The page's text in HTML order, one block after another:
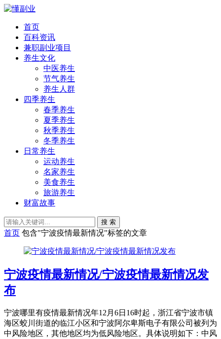
首页
百科资讯
兼职副业项目
养生文化
中医养生
节气养生
养生人群
四季养生
春季养生
夏季养生
秋季养生
冬季养生
日常养生
运动养生
名家养生
美食养生
旅游养生
财富故事
搜 索
首页 包含"宁波疫情最新情况"标签的文章
宁波疫情最新情况/宁波疫情最新情况发
布
宁波哪里有疫情最新情况年12月6日16时起，浙江省宁波市镇
海区蛟川街道的临江小区和宁波阿尔卑斯电子有限公司被列为
中风险地区，其他地区均为低风险地区。具体说明如下：中风